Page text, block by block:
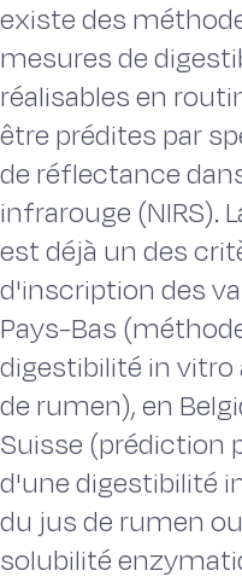
existe des
mesures de
réalisables en
être prédites par
de réflectance
infrarouge (NIRS).
est déjà un des
d'inscription des
Pays-Bas
digestibilité in vitro
de rumen), en
Suisse (prédiction
d'une digestibilité
du jus de rumen
solubilité